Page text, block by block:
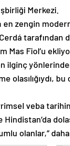
Merkezi.
en zengin
tarafından
Mas Fiol’u
en ilginç
olasılığıydı,
veba
Hindistan’da
olanlar,”